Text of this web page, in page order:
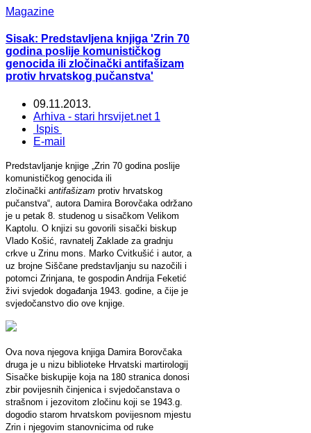
Magazine
Sisak: Predstavljena knjiga 'Zrin 70
godina poslije komunističkog
genocida ili zločinački antifašizam
protiv hrvatskog pučanstva'
09.11.2013.
Arhiva - stari hrsvijet.net 1
Ispis
E-mail
Predstavljanje knjige „Zrin 70 godina poslije
komunističkog genocida ili
zločinački antifašizam protiv hrvatskog
pučanstva“, autora Damira Borovčaka održano
je u petak 8. studenog u sisačkom Velikom
Kaptolu. O knjizi su govorili sisački biskup
Vlado Košić, ravnatelj Zaklade za gradnju
crkve u Zrinu mons. Marko Cvitkušić i autor, a
uz brojne Siščane predstavljanju su nazočili i
potomci Zrinjana, te gospodin Andrija Feketić
živi svjedok događanja 1943. godine, a čije je
svjedočanstvo dio ove knjige.
Ova nova njegova knjiga Damira Borovčaka
druga je u nizu biblioteke Hrvatski martirologij
Sisačke biskupije koja na 180 stranica donosi
zbir povijesnih činjenica i svjedočanstava o
strašnom i jezovitom zločinu koji se 1943.g.
dogodio starom hrvatskom povijesnom mjestu
Zrin i njegovim stanovnicima od ruke